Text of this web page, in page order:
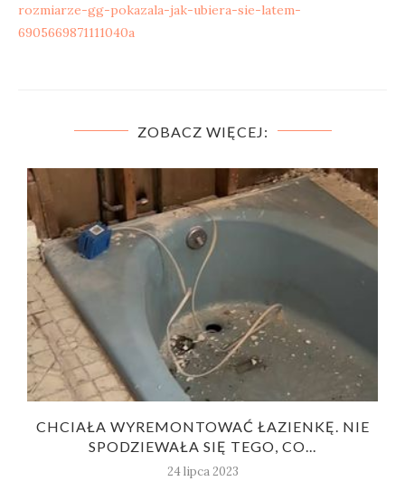
rozmiarze-gg-pokazala-jak-ubiera-sie-latem-
6905669871111040a
ZOBACZ WIĘCEJ:
CHCIAŁA WYREMONTOWAĆ ŁAZIENKĘ. NIE
SPODZIEWAŁA SIĘ TEGO, CO...
24 lipca 2023